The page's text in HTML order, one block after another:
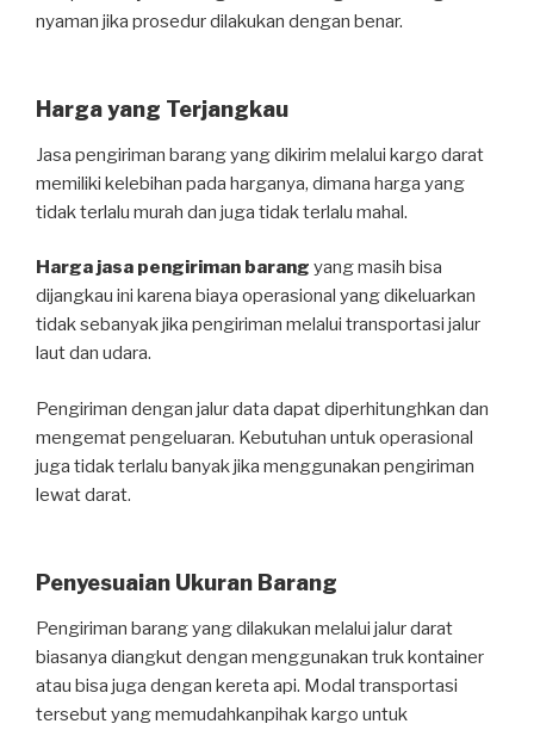
nyaman jika prosedur dilakukan dengan benar.
Harga yang Terjangkau
Jasa pengiriman barang yang dikirim melalui kargo darat
memiliki kelebihan pada harganya, dimana harga yang
tidak terlalu murah dan juga tidak terlalu mahal.
Harga jasa pengiriman barang yang masih bisa
dijangkau ini karena biaya operasional yang dikeluarkan
tidak sebanyak jika pengiriman melalui transportasi jalur
laut dan udara.
Pengiriman dengan jalur data dapat diperhitunghkan dan
mengemat pengeluaran. Kebutuhan untuk operasional
juga tidak terlalu banyak jika menggunakan pengiriman
lewat darat.
Penyesuaian Ukuran Barang
Pengiriman barang yang dilakukan melalui jalur darat
biasanya diangkut dengan menggunakan truk kontainer
atau bisa juga dengan kereta api. Modal transportasi
tersebut yang memudahkanpihak kargo untuk